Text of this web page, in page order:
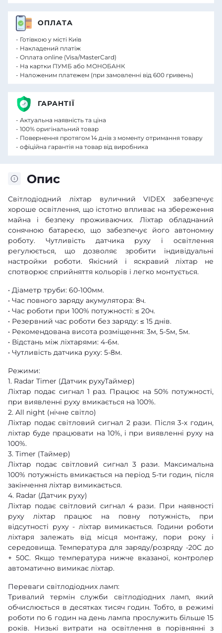
Опис
Світлодіодний ліхтар вуличний VIDEX забезпечує
хороше освітлення, що істотно впливає на збереження
майна і безпеку проживаючих. Ліхтар обладнаний
сонячною батареєю, що забезпечує його автономну
роботу. Чутливість датчика руху і освітлення
регулюється, що дозволяє зробити індивідуальні
настройки роботи. Якісний і яскравий ліхтар не
спотворює сприйняття кольорів і легко монтується.
• Діаметр труби: 60-100мм.
• Час повного заряду акумулятора: 8ч.
• Час роботи при 100% потужності: ≤ 20ч.
• Резервний час роботи без заряду: ≤ 15 днів.
• Рекомендована висота розміщення: 3м, 5-5м, 5м.
• Відстань між ліхтарями: 4-6м.
• Чутливість датчика руху: 5-8м.
Режими:
1. Radar Timer (Датчик рухуТаймер)
Ліхтар подає сигнал 1 раз. Працює на 50% потужності,
при виявленні руху вмикається на 100%.
2. All night (нічне світло)
Ліхтар подає світловий сигнал 2 рази. Після 3-х годин,
ліхтар буде працювати на 10%, і при виявленні руху на
100%.
3. Timer (Таймер)
Ліхтар подає світловий сигнал 3 рази. Максимальна
100% потужність вмикається на період 5-ти годин, після
закінчення ліхтар вимикається.
4. Radar (Датчик руху)
Ліхтар подає світловий сигнал 4 рази. При наявності
руху ліхтар працює на повну потужність, при
відсутності руху - ліхтар вимикається. Години роботи
ліхтаря залежать від місця монтажу, пори року і
середовища. Температура для заряду/розряду ​​-20С до
+ 50С. Якщо температура нижче вказаної, контролер
автоматично вимикає ліхтар.
Переваги світлодіодних ламп:
Тривалий термін служби світлодіодних ламп, який
обчислюється в десятках тисяч годин. Тобто, в режимі
роботи по 6 годин на день лампа прослужить більше 15
років. Низькі витрати на освітлення в порівнянні з
ОПЛАТА
- Готівкою у місті Київ
- Накладений платіж
- Оплата online (Visa/MasterCard)
- На картки ПУМБ або МОНОБАНК
- Наложеним платежем (при замовленні від 600 гривень)
ГАРАНТІЇ
- Актуальна наявність та ціна
- 100% оригінальний товар
- Повернення протягом 14 днів з моменту отримання товару
- офіційна гарантія на товар від виробника